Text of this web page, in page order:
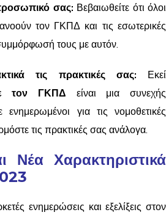
σας: Βεβαιωθείτε ότι όλοι
τον ΓΚΠΔ και τις εσωτερικές
τους με αυτόν.
τις πρακτικές σας: Εκεί
τον ΓΚΠΔ είναι μια συνεχής
ενημερωμένοι για τις νομοθετικές
τις πρακτικές σας ανάλογα.
Νέα Χαρακτηριστικά
ενημερώσεις και εξελίξεις στον